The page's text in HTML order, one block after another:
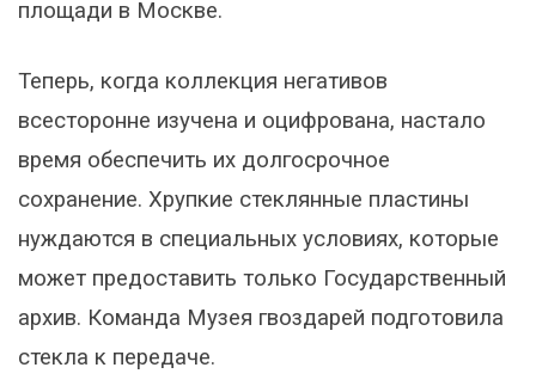
площади в Москве.
Теперь, когда коллекция негативов
всесторонне изучена и оцифрована, настало
время обеспечить их долгосрочное
сохранение. Хрупкие стеклянные пластины
нуждаются в специальных условиях, которые
может предоставить только Государственный
архив. Команда Музея гвоздарей подготовила
стекла к передаче.